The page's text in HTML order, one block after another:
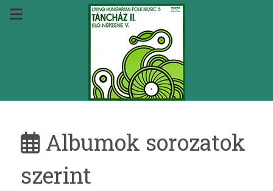
Albumok sorozatok
szerint